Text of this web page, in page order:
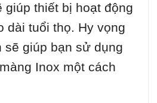
giúp thiết bị hoạt động
dài tuổi thọ. Hy vọng
sẽ giúp bạn sử dụng
Inox một cách